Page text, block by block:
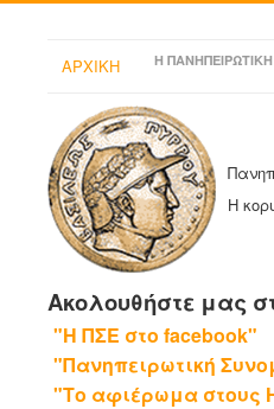
ΑΡΧΙΚΗ Η ΠΑΝΗΠΕΙΡΩΤΙΚΗ
Η
Ακολουθήστε μας
"Η ΠΣΕ στο facebook"
"Πανηπειρωτική
"Το αφιέρωμα στους